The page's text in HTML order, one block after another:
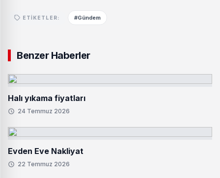
ETIKETLER: #Gündem
Benzer Haberler
Halı yıkama fiyatları
24 Temmuz 2026
Evden Eve Nakliyat
22 Temmuz 2026